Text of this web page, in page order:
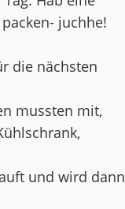
juchhe!
die nächsten
mussten mit,
und wird dann